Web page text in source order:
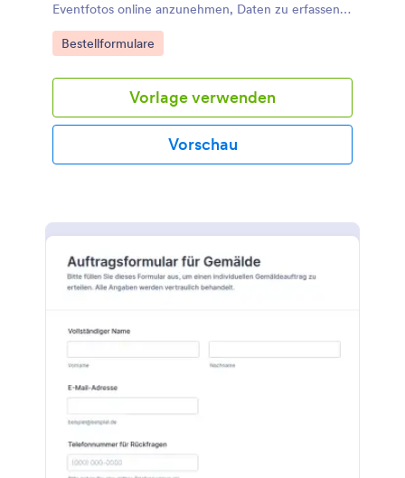
Eventfotos online anzunehmen, Daten zu erfassen
und Formularantworten in Jotform zentral zu
verwalten.
Go to Category:
Bestellformulare
Vorlage verwenden
Vorschau